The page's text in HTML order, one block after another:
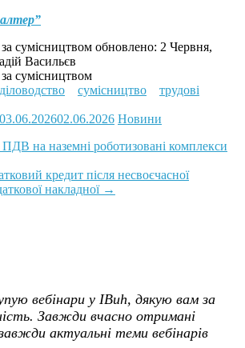
сумісництвом обновлено: 2 Червня,
Васильєв
сумісництвом
сумісництво
трудові
03.06.202602.06.2026 Новини
на наземні роботизовані комплекси
кредит після несвоєчасної
накладної →
вебінари у IBuh, дякую вам за
Завжди вчасно отримані
актуальні теми вебінарів